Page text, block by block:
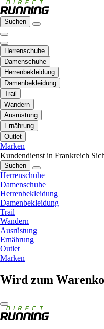
Suchen
Herrenschuhe
Damenschuhe
Herrenbekleidung
Damenbekleidung
Trail
Wandern
Ausrüstung
Ernährung
Outlet
Marken
Kundendienst in Frankreich
Suchen
Herrenschuhe
Damenschuhe
Herrenbekleidung
Damenbekleidung
Trail
Wandern
Ausrüstung
Ernährung
Outlet
Marken
Wird zum